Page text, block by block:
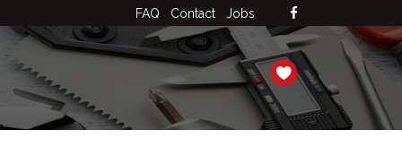
FAQ Contact Jobs